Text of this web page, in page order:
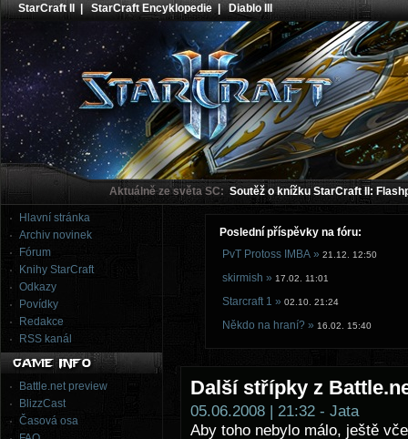
StarCraft II |StarCraft Encyklopedie|Diablo III
Aktuálně ze světa SC: Soutěž o knížku StarCraft II:
Hlavní stránka
Archiv novinek
Fórum
Knihy StarCraft
Odkazy
Povídky
Redakce
RSS kanál
Battle.net preview
BlizzCast
Časová osa
Poslední příspěvky na fóru:
PvT Protoss IMBA » 21.12. 12:50
skirmish » 17.02. 11:01
Starcraft 1 » 02.10. 21:24
Někdo na hraní? » 16.02. 15:40
Další střípky z
05.06.2008 | 21:32 - Jata
Aby toho nebylo málo, ještě